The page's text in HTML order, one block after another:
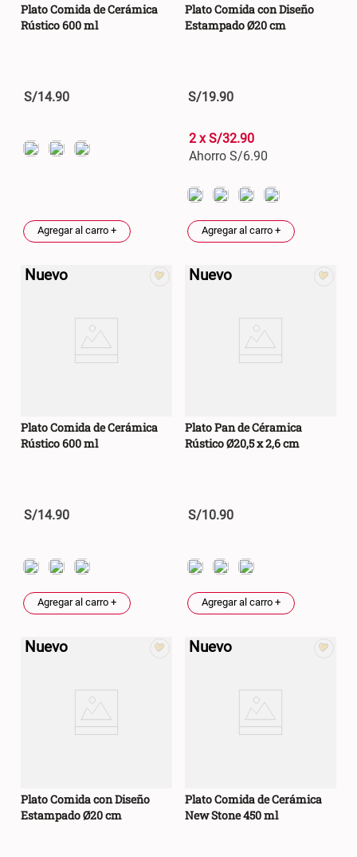
Plato Comida de Cerámica
Rústico 600 ml
S/14.90
Agregar al carro +
Plato Comida con Diseño
Estampado Ø20 cm
S/19.90
2 x S/32.90
Ahorro S/6.90
Agregar al carro +
Nuevo
Plato Comida de Cerámica
Rústico 600 ml
S/14.90
Agregar al carro +
Nuevo
Plato Pan de Céramica
Rústico Ø20,5 x 2,6 cm
S/10.90
Agregar al carro +
Nuevo
Plato Comida con Diseño
Estampado Ø20 cm
Nuevo
Plato Comida de Cerámica
New Stone 450 ml